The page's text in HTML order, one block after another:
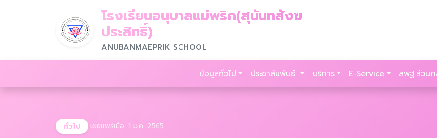
โรงเรียนอนุบาลแม่พริก(สุนันทสังฆ
ประสิทธิ์)
ANUBANMAEPRIK SCHOOL
ข้อมูลทั่วไป ประชาสัมพันธ์ บริการ E-Service สพฐ.ส่วน
ทั่วไป เผยแพร่เมื่อ: 1 ม.ค. 2565